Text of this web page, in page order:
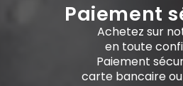
Paiement
Achetez sur
en toute
Paiement
carte bancaire